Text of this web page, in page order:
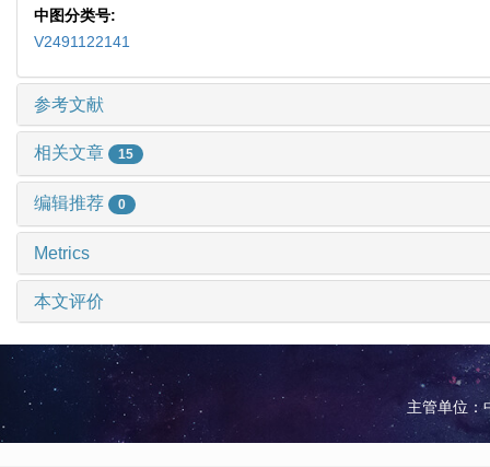
中图分类号:
V2491122141
参考文献
相关文章 15
编辑推荐 0
Metrics
本文评价
主管单位：